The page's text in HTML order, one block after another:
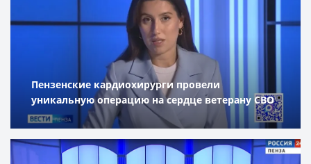
Пензенские кардиохирурги провели
уникальную операцию на сердце ветерану СВО